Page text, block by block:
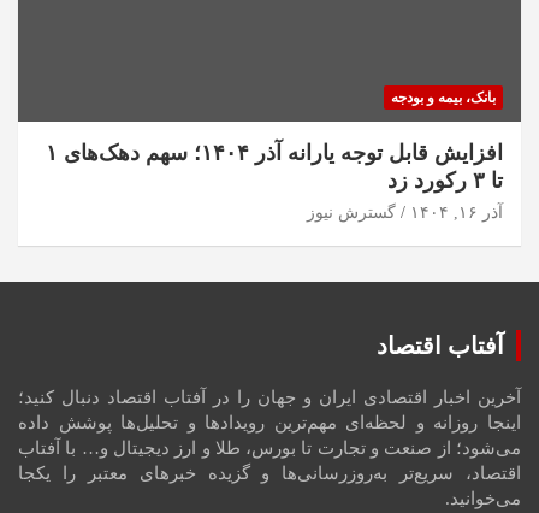
بانک، بیمه و بودجه
افزایش قابل توجه یارانه آذر ۱۴۰۴؛ سهم دهک‌های ۱
تا ۳ رکورد زد
آذر ۱۶, ۱۴۰۴ گسترش نیوز
آفتاب اقتصاد
آخرین اخبار اقتصادی ایران و جهان را در آفتاب اقتصاد دنبال کنید؛
اینجا روزانه و لحظه‌ای مهم‌ترین رویدادها و تحلیل‌ها پوشش داده
می‌شود؛ از صنعت و تجارت تا بورس، طلا و ارز دیجیتال و… با آفتاب
اقتصاد، سریع‌تر به‌روزرسانی‌ها و گزیده خبرهای معتبر را یکجا
می‌خوانید.